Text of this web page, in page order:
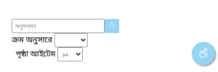
ক্রম অনুসারে
পৃষ্ঠা আইটেম